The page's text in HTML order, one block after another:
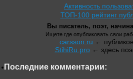
Активность
ТОП-100 рейтинг
Вы писатель, поэт,
Ищете где опубликовать свои
carsson.ru ←
StihiRu.pro ← здесь
Последние комментарии: